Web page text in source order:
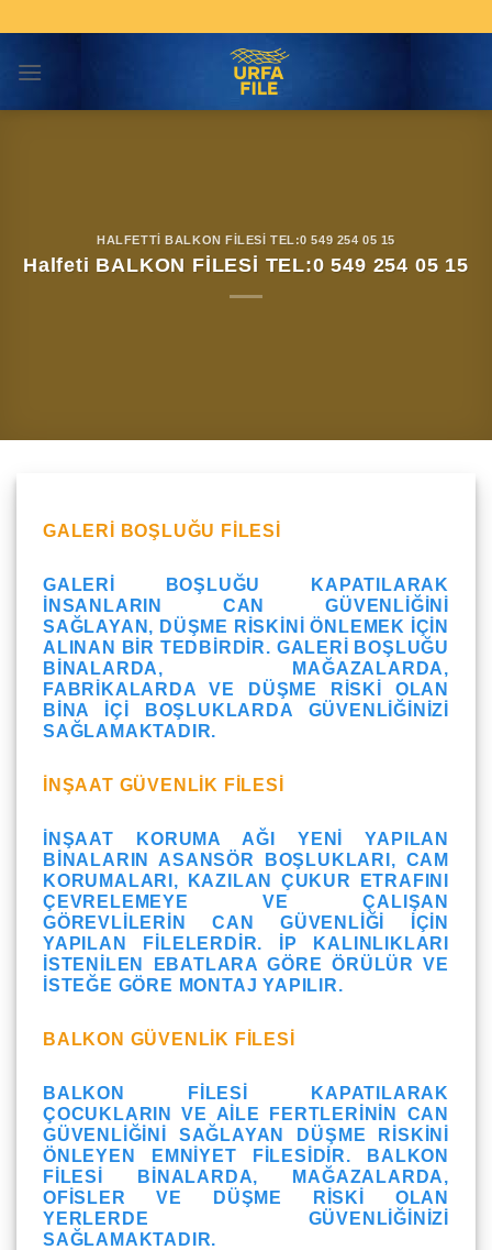
content
HALFETTİ BALKON FİLESİ TEL:0 549 254 05 15
Halfeti BALKON FİLESİ TEL:0 549 254 05 15
GALERI BOŞLUĞU FILESI
GALERI BOŞLUĞU KAPATILARAK
INSANLARIN CAN GÜVENLIĞINI
SAĞLAYAN, DÜŞME RISKINI ÖNLEMEK IÇIN
ALINAN BIR TEDBIRDIR. GALERI BOŞLUĞU
BINALARDA, MAĞAZALARDA,
FABRIKALARDA VE DÜŞME RISKI OLAN
BINA IÇI BOŞLUKLARDA GÜVENLIĞINIZI
SAĞLAMAKTADIR.
İNŞAAT GÜVENLIK FILESI
İNŞAAT KORUMA AĞI YENI YAPILAN
BINALARIN ASANSÖR BOŞLUKLARI, CAM
KORUMALARI, KAZILAN ÇUKUR ETRAFINI
ÇEVRELEMEYE VE ÇALIŞAN
GÖREVLILERIN CAN GÜVENLIĞI IÇIN
YAPILAN FILELERDIR. İP KALINLIKLARI
ISTENILEN EBATLARA GÖRE ÖRÜLÜR VE
ISTEĞE GÖRE MONTAJ YAPILIR.
BALKON GÜVENLIK FILESI
BALKON FILESI KAPATILARAK
ÇOCUKLARIN VE AILE FERTLERININ CAN
GÜVENLIĞINI SAĞLAYAN DÜŞME RISKINI
ÖNLEYEN EMNIYET FILESIDIR. BALKON
FILESI BINALARDA, MAĞAZALARDA,
OFISLER VE DÜŞME RISKI OLAN
YERLERDE GÜVENLIĞINIZI
SAĞLAMAKTADIR.